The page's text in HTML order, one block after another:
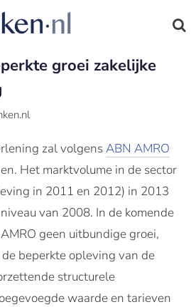
groei zakelijke
zal volgensABN AMRO
Het marktvolume in de sector
in 2011 en 2012) in 2013
van 2008. In de komende
geen uitbundige groei,
beperkte opleving van de
structurele
waarde en tarieven